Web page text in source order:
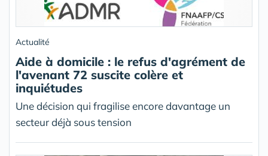
Actualité
Aide à domicile : le refus d'agrément de
l'avenant 72 suscite colère et
inquiétudes
Une décision qui fragilise encore davantage un
secteur déjà sous tension